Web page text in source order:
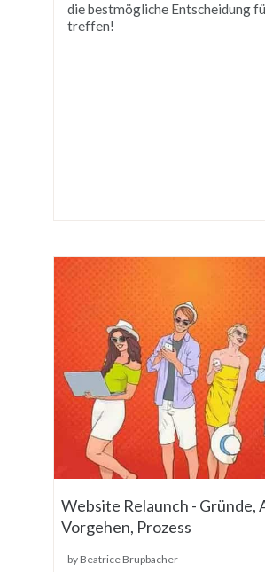
die bestmögliche Entscheidung
treffen!
Website Relaunch - Gründe,
Vorgehen, Prozess
by Beatrice Brupbacher